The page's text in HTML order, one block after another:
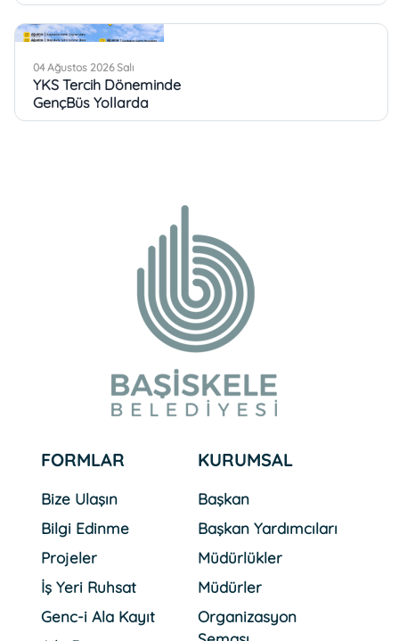
04 Ağustos 2026 Salı
YKS Tercih Döneminde
GençBüs Yollarda
Başiskele Türkiye´nin Kültür
03 Ağustos 2026 Pazartesi
Köşe Bucak Hizmet
31 Temmuz 2026 Cuma
Akademisi Ülke TV
Ekranlarında
31 Temmuz 2026 Cuma
Başkan Özlü´den Yüzleri
Güldüren Ziyaretler
FORMLAR
Bize Ulaşın
Bilgi Edinme
Projeler
İş Yeri Ruhsat
Genc-i Ala Kayıt
KURUMSAL
Başkan
Başkan Yardımcıları
Müdürlükler
Müdürler
Organizasyon